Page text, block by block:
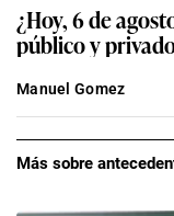
¿Hoy, 6 de
público y
Manuel Gomez
Más sobre